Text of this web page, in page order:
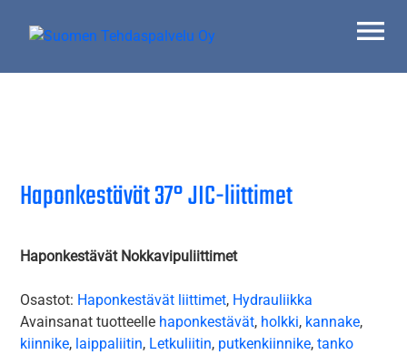
Haponkestävät 37° JIC-liittimet
Haponkestävät Nokkavipuliittimet
Osastot: Haponkestävät liittimet, Hydrauliikka
Avainsanat tuotteelle haponkestävät, holkki, kannake,
kiinnike, laippaliitin, Letkuliitin, putkenkiinnike,tanko